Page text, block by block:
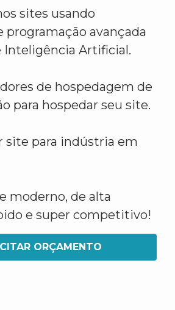
sites usando
programação avançada
Inteligência Artificial.
de hospedagem de
para hospedar seu site.
site para indústria em
moderno, de alta
e super competitivo!
ORÇAMENTO